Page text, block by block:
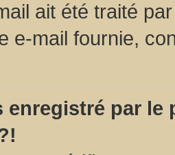
ait été traité
e-mail fournie,
enregistré par le